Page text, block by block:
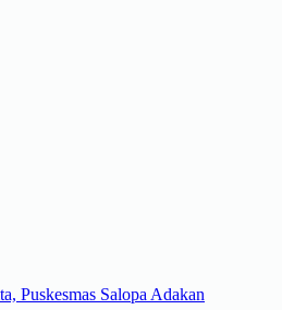
Puskesmas Salopa Adakan